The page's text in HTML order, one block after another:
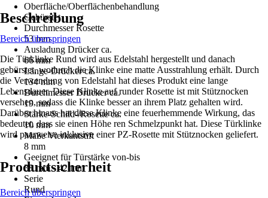
Oberfläche/Oberflächenbehandlung
Gebürstet
Durchmesser Rosette
53 mm
Ausladung Drücker ca.
66 mm
Länge-Drücker ca.
134 mm
Durchmesser Drücker ca.
19 mm
Stärke-Schild-/Rosette ca.
10 mm
Maße Vierkantstift
8 mm
Geeignet für Türstärke von-bis
38 mm - 42 mm
Serie
Rund
Beschreibung
Bereich überspringen
Die Türklinke Rund wird aus Edelstahl hergestellt und danach
gebürstet, wodurch die Klinke eine matte Ausstrahlung erhält. Durch
die Verwendung von Edelstahl hat dieses Produkt eine lange
Lebensdauer. Diese Klinke auf runder Rosette ist mit Stütznocken
versehen, sodass die Klinke besser an ihrem Platz gehalten wird.
Darüber hinaus hat diese Klinke eine feuerhemmende Wirkung, das
bedeutet, dass sie einen Höhe ren Schmelzpunkt hat. Diese Türklinke
wird paarweise inklusive einer PZ-Rosette mit Stütznocken geliefert.
Produktsicherheit
Bereich überspringen